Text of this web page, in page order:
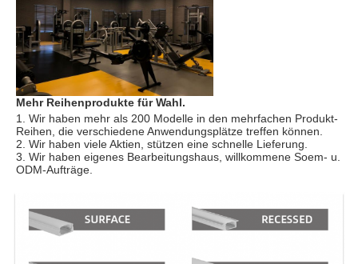
Mehr Reihenprodukte für Wahl.
1. Wir haben mehr als 200 Modelle in den mehrfachen Produkt-
Reihen, die verschiedene Anwendungsplätze treffen können.
2. Wir haben viele Aktien, stützen eine schnelle Lieferung.
3. Wir haben eigenes Bearbeitungshaus, willkommene Soem- u.
ODM-Aufträge.